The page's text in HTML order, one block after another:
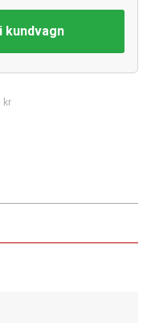
kundvagn
kr